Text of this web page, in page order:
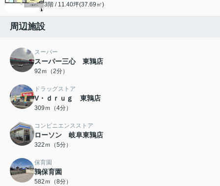
3階 / 11.40坪(37.69㎡)
周辺施設
スーパー
スーパー三心 東鶉店
92ｍ（2分）
ドラッグストア
V・ｄｒｕｇ 東鶉店
309ｍ（4分）
コンビニエンスストア
ローソン 岐阜東鶉店
322ｍ（5分）
保育園
鶉保育園
582ｍ（8分）